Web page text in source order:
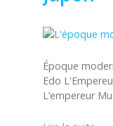
Époque
Edo
L’empereur